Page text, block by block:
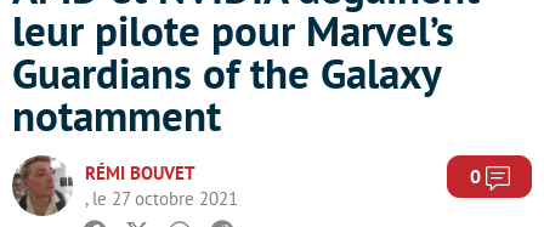
leur pilote pour Marvel’s
Guardians of the Galaxy
notamment
RÉMI BOUVET
, le 27 octobre 2021
0